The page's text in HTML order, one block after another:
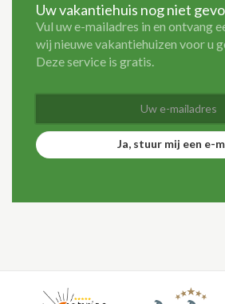
Uw vakantiehuis nog niet
Vul uw e-mailadres in en ontvang
wij nieuwe vakantiehuizen voor u
Deze service is gratis.
Ja, stuur mij een e-